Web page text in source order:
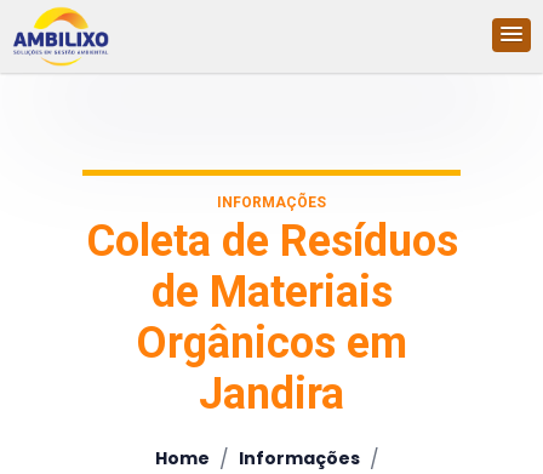
INFORMAÇÕES
Coleta de Resíduos
de Materiais
Orgânicos em
Jandira
Home / Informações /